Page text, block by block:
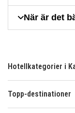
När är det
Hotellkategorier i
Topp-destinationer